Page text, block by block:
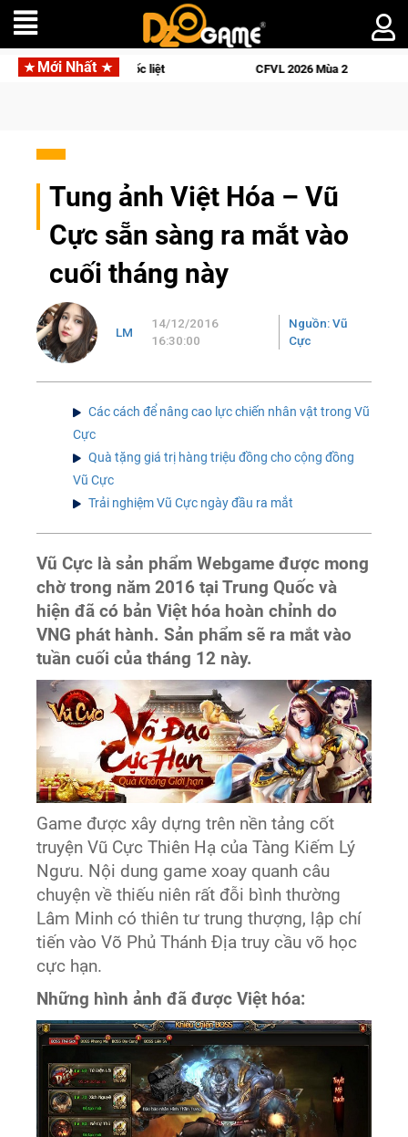
Mới NhấtCFVL 2026 Mùa 2 khép lại với hành trình đầy cảm xúc,
Tung ảnh Việt Hóa – Vũ
Cực sẵn sàng ra mắt vào
cuối tháng này
LM
14/12/2016
16:30:00
Nguồn: Vũ
Cực
Các cách để nâng cao lực chiến nhân vật trong Vũ
Cực
Quà tặng giá trị hàng triệu đồng cho cộng đồng
Vũ Cực
Trải nghiệm Vũ Cực ngày đầu ra mắt
Vũ Cực là sản phẩm Webgame được mong
chờ trong năm 2016 tại Trung Quốc và
hiện đã có bản Việt hóa hoàn chỉnh do
VNG phát hành. Sản phẩm sẽ ra mắt vào
tuần cuối của tháng 12 này.
Game được xây dựng trên nền tảng cốt
truyện Vũ Cực Thiên Hạ của Tàng Kiếm Lý
Ngưu. Nội dung game xoay quanh câu
chuyện về thiếu niên rất đỗi bình thường
Lâm Minh có thiên tư trung thượng, lập chí
tiến vào Võ Phủ Thánh Địa truy cầu võ học
cực hạn.
Những hình ảnh đã được Việt hóa: